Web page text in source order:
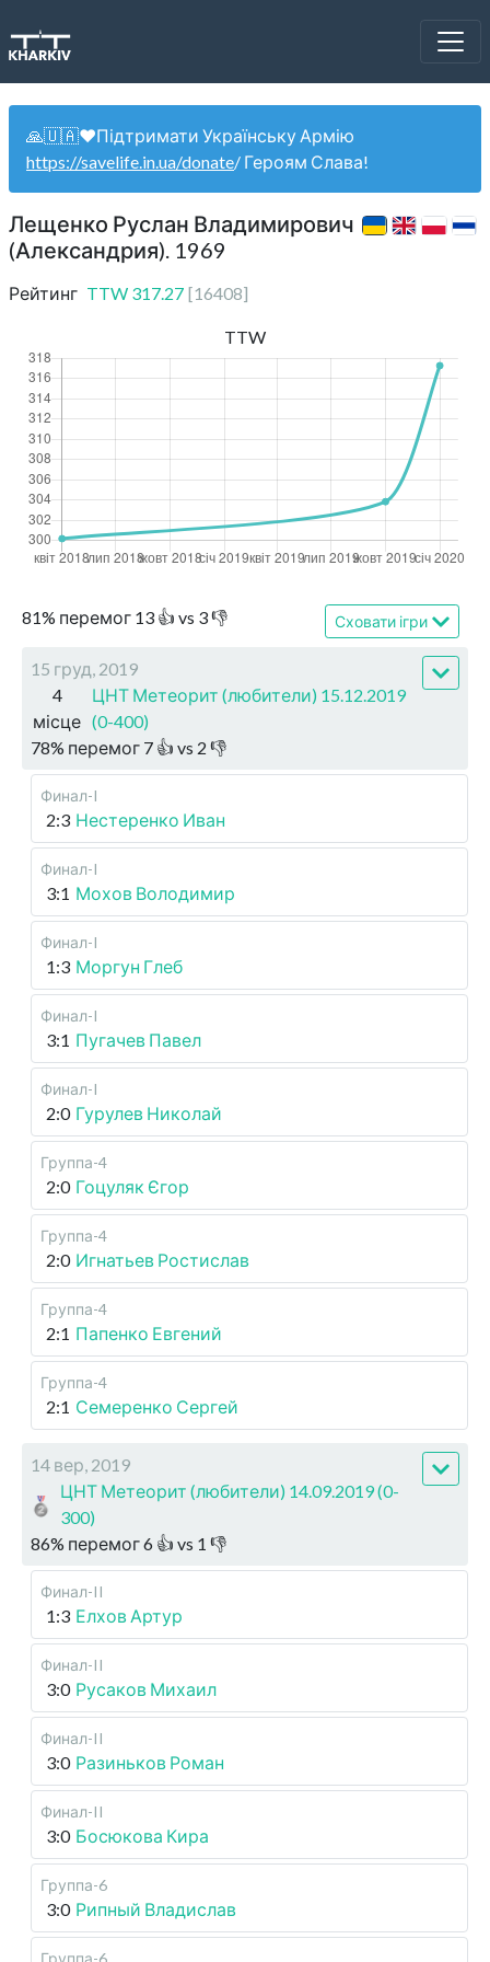
🙏🇺🇦❤️Підтримати Українську Армію
https://savelife.in.ua/donate/ Героям Слава!
Лещенко Руслан Владимирович
(Александрия). 1969
Рейтинг TTW 317.27 [16408]
81% перемог 13 👍 vs 3👎 Сховати ігри
15 груд, 2019
4
місце
ЦНТ Метеорит (любители) 15.12.2019
(0-400)
78% перемог 7 👍 vs 2 👎
Финал-I
2:3 Нестеренко Иван
Финал-I
3:1 Мохов Володимир
Финал-I
1:3 Моргун Глеб
Финал-I
3:1 Пугачев Павел
Финал-I
2:0 Гурулев Николай
Группа-4
2:0 Гоцуляк Єгор
Группа-4
2:0 Игнатьев Ростислав
Группа-4
2:1 Папенко Евгений
Группа-4
2:1 Семеренко Сергей
14 вер, 2019
ЦНТ Метеорит (любители) 14.09.2019 (0-
300)
86% перемог6 👍 vs 1 👎
Финал-II
1:3 Елхов Артур
Финал-II
3:0 Русаков Михаил
Финал-II
3:0 Разиньков Роман
Финал-II
3:0 Босюкова Кира
Группа-6
3:0 Рипный Владислав
Группа-6
TTW